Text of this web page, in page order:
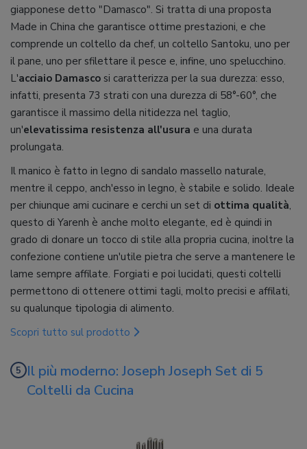
giapponese detto "Damasco". Si tratta di una proposta
Made in China che garantisce ottime prestazioni, e che
comprende un coltello da chef, un coltello Santoku, uno per
il pane, uno per sfilettare il pesce e, infine, uno spelucchino.
L'acciaio Damasco si caratterizza per la sua durezza: esso,
infatti, presenta 73 strati con una durezza di 58°-60°, che
garantisce il massimo della nitidezza nel taglio,
un'elevatissima resistenza all'usura e una durata
prolungata.
Il manico è fatto in legno di sandalo massello naturale,
mentre il ceppo, anch'esso in legno, è stabile e solido. Ideale
per chiunque ami cucinare e cerchi un set di ottima qualità,
questo di Yarenh è anche molto elegante, ed è quindi in
grado di donare un tocco di stile alla propria cucina, inoltre la
confezione contiene un'utile pietra che serve a mantenere le
lame sempre affilate. Forgiati e poi lucidati, questi coltelli
permettono di ottenere ottimi tagli, molto precisi e affilati,
su qualunque tipologia di alimento.
Scopri tutto sul prodotto
Il più moderno: Joseph Joseph Set di 5
Coltelli da Cucina